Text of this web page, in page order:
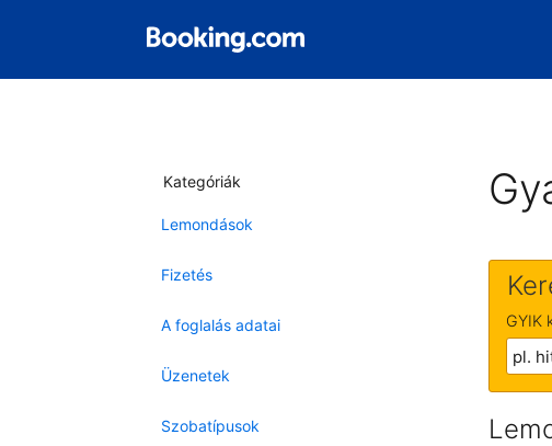
Kategóriák
Lemondások
Fizetés
A foglalás adatai
Üzenetek
Szobatípusok
GYIK